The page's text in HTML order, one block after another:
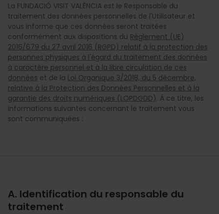
La FUNDACIÓ VISIT VALÈNCIA est le Responsable du
traitement des données personnelles de l'Utilisateur et
vous informe que ces données seront traitées
conformément aux dispositions du Règlement (UE)
2016/679 du 27 avril 2016 (RGPD) relatif à la protection des
personnes physiques à l'égard du traitement des données
à caractère personnel et à la libre circulation de ces
données et de la Loi Organique 3/2018, du 5 décembre,
relative à la Protection des Données Personnelles et à la
garantie des droits numériques (LOPDGDD). À ce titre, les
informations suivantes concernant le traitement vous
sont communiquées :
A. Identification du responsable du
traitement